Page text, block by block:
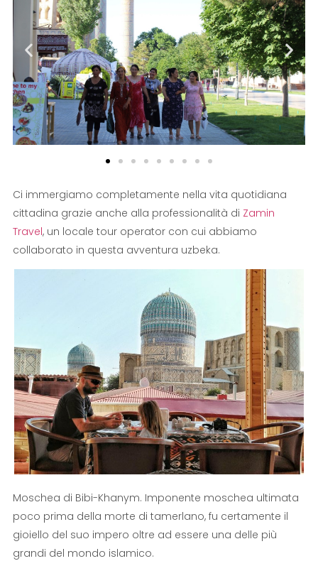
Ci immergiamo completamente nella vita quotidiana
cittadina grazie anche alla professionalità di Zamin
Travel, un locale tour operator con cui abbiamo
collaborato in questa avventura uzbeka.
Moschea di Bibi-Khanym. Imponente moschea ultimata
poco prima della morte di tamerlano, fu certamente il
gioiello del suo impero oltre ad essere una delle più
grandi del mondo islamico.